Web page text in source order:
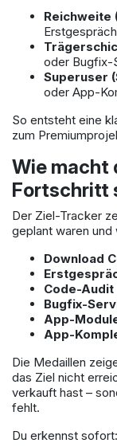
Reichweite
oder Bugfix-
Superuser
oder App-
So entsteht eine
zum
Wie macht
Fortschritt
Der Ziel-Tracker
geplant waren
Download
Code-Audit
Bugfix-
App-
App-
Die Medaillen
das Ziel nicht
verkauft hast –
fehlt.
Du erkennst sofort: